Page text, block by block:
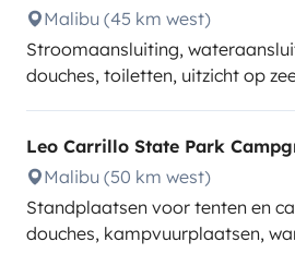
Malibu (45 km west)
Stroomaansluiting,
douches, toiletten, uitzicht op
Leo Carrillo State Park
Malibu (50 km west)
Standplaatsen voor tenten en
douches, kampvuurplaatsen,